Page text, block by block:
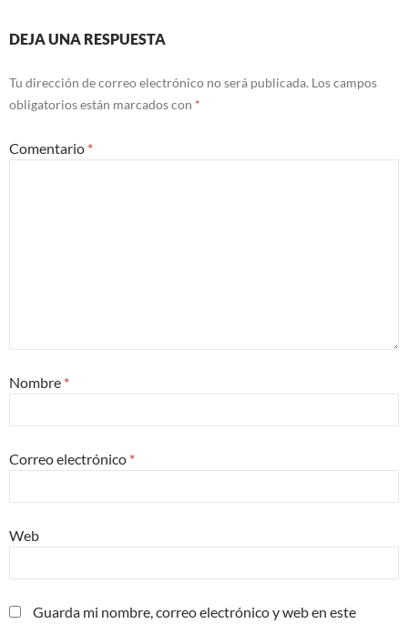
DEJA UNA RESPUESTA
Tu dirección de correo electrónico no será publicada. Los campos
obligatorios están marcados con *
Comentario *
Nombre *
Correo electrónico *
Web
Guarda mi nombre, correo electrónico y web en este